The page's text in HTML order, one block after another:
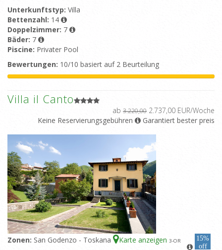
Unterkunftstyp: Villa
Bettenzahl: 14
Doppelzimmer: 7
Bäder: 7
Piscine: Privater Pool
Bewertungen: 10/10 basiert auf 2 Beurteilung
Villa il Canto
ab 3.220,00 2.737,00 EUR/Woche
Keine Reservierungsgebühren
Garantiert bester preis
Zonen: San Godenzo - Toskana Karte anzeigen 3-OR
15%
off